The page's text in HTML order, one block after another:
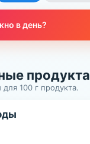
в день?
продукта
100 г продукта.